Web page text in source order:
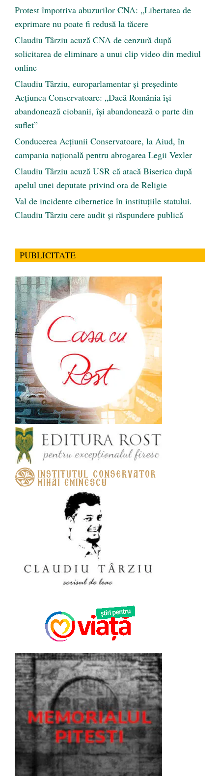
Protest împotriva abuzurilor CNA: „Libertatea de
exprimare nu poate fi redusă la tăcere
Claudiu Târziu acuză CNA de cenzură după
solicitarea de eliminare a unui clip video din mediul
online
Claudiu Târziu, europarlamentar și președinte
Acțiunea Conservatoare: „Dacă România își
abandonează ciobanii, își abandonează o parte din
suflet”
Conducerea Acțiunii Conservatoare, la Aiud, în
campania națională pentru abrogarea Legii Vexler
Claudiu Târziu acuză USR că atacă Biserica după
apelul unei deputate privind ora de Religie
Val de incidente cibernetice în instituțiile statului.
Claudiu Târziu cere audit și răspundere publică
PUBLICITATE